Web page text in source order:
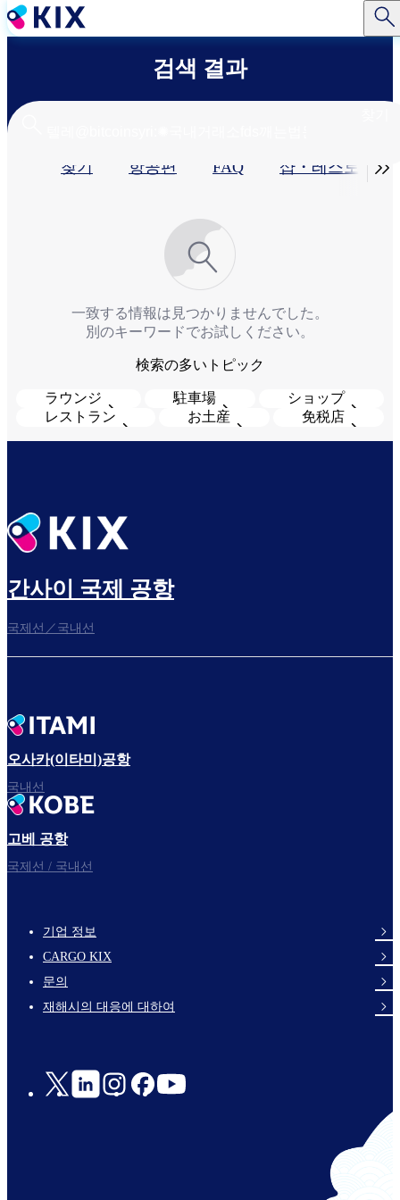
주
요
로
건
검색 결과
찾기 항공편 FAQ 샵・레스토랑​ 
一致する情報は見つかりませんでした。
別のキーワードでお試しください。
検索の多いトピック
ラウンジ 駐車場
ショップ
レストラン
お土産 免税店
간사이 국제 공항
국제선／국내선
오사카(이타미)공항
국내선
고베 공항
국제선 / 국내선
footer-
links-
en-
기업 정보
CARGO KIX
문의
재해시의 대응에 대하여
Social